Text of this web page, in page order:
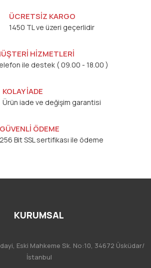
ÜCRETSİZ KARGO
1450 TL ve üzeri geçerlidir
HİZMETLERİ
ile destek ( 09.00 - 18.00 )
KOLAY İADE
Ürün iade ve değişim garantisi
GÜVENLİ ÖDEME
256 Bit SSL sertifikası ile ödeme
KURUMSAL
Eski Mahkeme Sk. No:10, 34672 Üsküdar/
İstanbul